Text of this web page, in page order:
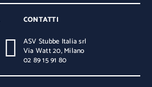
CONTATTI
ASV Stubbe Italia srl
Via Watt 20, Milano
02 89 15 91 80